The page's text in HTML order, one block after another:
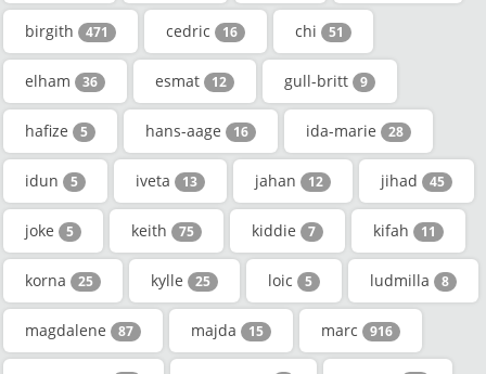
birgith 471 cedric 16 chi 51
elham 36 esmat 12 gull-britt 9
hafize 5 hans-aage 16 ida-marie 28
idun 5 iveta 13 jahan 12 jihad 45
joke 5 keith 75 kiddie 7 kifah 11
korna 25 kylle 25 loic 5 ludmilla 8
magdalene 87 majda 15 marc 916